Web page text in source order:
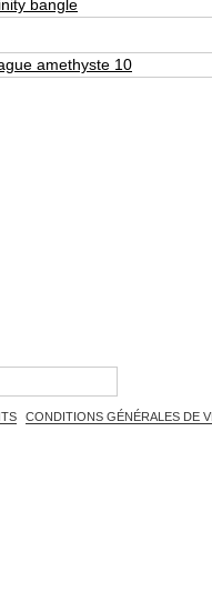
CONDITIONS GÉNÉRALES DE